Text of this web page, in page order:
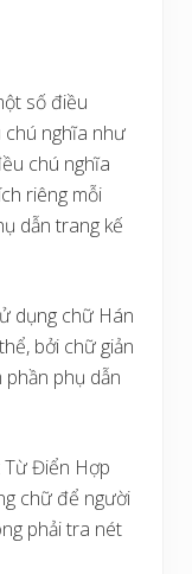
số điều
chú nghĩa như
chú nghĩa
riêng mỗi
dẫn trang kế
dụng chữ Hán
bởi chữ giản
phụ dẫn
Từ Điển Hợp
chữ để người
phải tra nét